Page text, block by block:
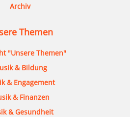
Archiv
Themen
"Unsere Themen"
& Bildung
& Engagement
& Finanzen
& Gesundheit